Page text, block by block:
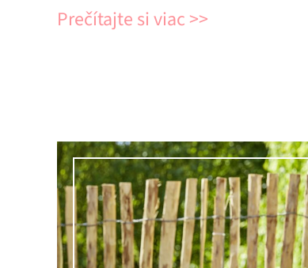
Prečítajte si viac